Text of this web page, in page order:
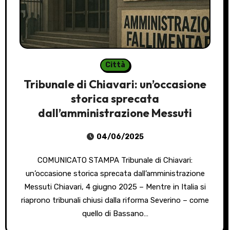
Città
Tribunale di Chiavari: un’occasione
storica sprecata
dall’amministrazione Messuti
04/06/2025
COMUNICATO STAMPA Tribunale di Chiavari:
un’occasione storica sprecata dall’amministrazione
Messuti Chiavari, 4 giugno 2025 – Mentre in Italia si
riaprono tribunali chiusi dalla riforma Severino – come
quello di Bassano…